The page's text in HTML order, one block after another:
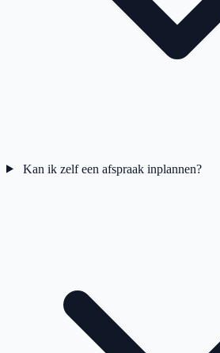
Kan ik zelf een afspraak inplannen?